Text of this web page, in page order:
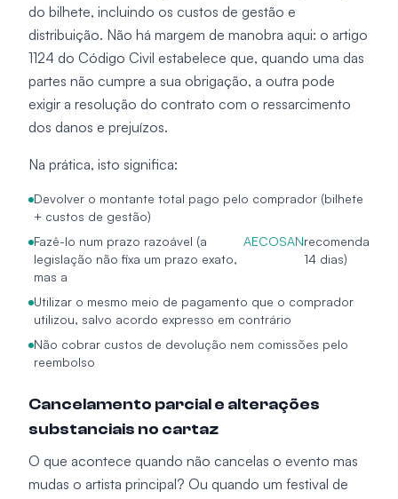
do bilhete, incluindo os custos de gestão e
distribuição. Não há margem de manobra aqui: o artigo
1124 do Código Civil estabelece que, quando uma das
partes não cumpre a sua obrigação, a outra pode
exigir a resolução do contrato com o ressarcimento
dos danos e prejuízos.
Na prática, isto significa:
Devolver o montante total pago pelo comprador (bilhete
+ custos de gestão)
Fazê-lo num prazo razoável (a
legislação não fixa um prazo exato,
mas a
AECOSANrecomenda
14 dias)
Utilizar o mesmo meio de pagamento que o comprador
utilizou, salvo acordo expresso em contrário
Não cobrar custos de devolução nem comissões pelo
reembolso
Cancelamento parcial e alterações
substanciais no cartaz
O que acontece quando não cancelas o evento mas
mudas o artista principal? Ou quando um festival de